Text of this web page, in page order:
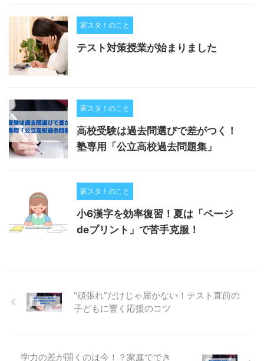
家スタ！のこと
テスト対策授業が始まりました
家スタ！のこと
高校受験は過去問選びで差がつく！
塾専用「公立高校過去問題集」
家スタ！のこと
小6漢字を効率復習！夏は「ページ
deプリント」で苦手克服！
“頑張れ”だけじゃ届かない！テスト直前の
子どもに響く応援のコツ
学力の差が開くのは今！？家庭ででき